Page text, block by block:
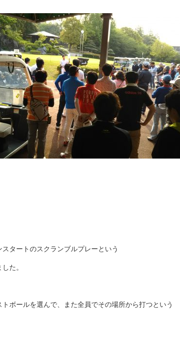
タートのスクランブルプレーという
た。
ボールを選んで、また全員でその場所から打つという